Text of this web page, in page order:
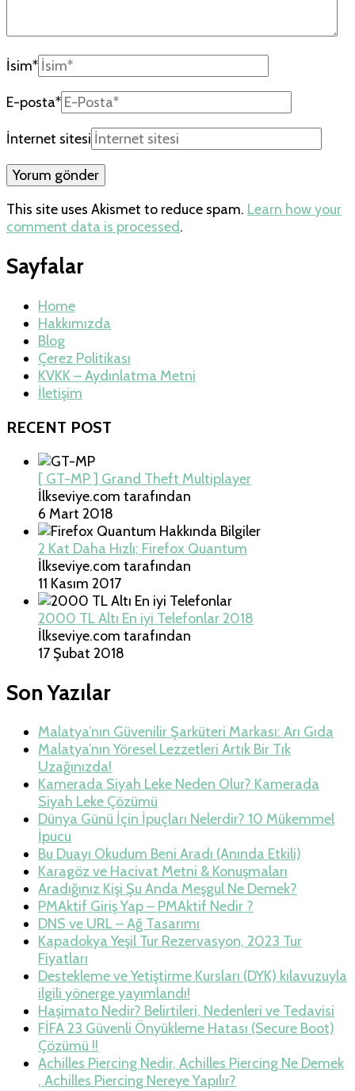
İsim*
E-posta*
İnternet sitesi
This site uses Akismet to reduce spam. Learn how your
comment data is processed.
Sayfalar
Home
Hakkımızda
Blog
Çerez Politikası
KVKK – Aydınlatma Metni
İletişim
RECENT POST
[ GT-MP ] Grand Theft Multiplayer
İlkseviye.com tarafından
6 Mart 2018
2 Kat Daha Hızlı; Firefox Quantum
İlkseviye.com tarafından
11 Kasım 2017
2000 TL Altı En iyi Telefonlar 2018
İlkseviye.com tarafından
17 Şubat 2018
Son Yazılar
Malatya’nın Güvenilir Şarküteri Markası: Arı Gıda
Malatya’nın Yöresel Lezzetleri Artık Bir Tık
Uzağınızda!
Kamerada Siyah Leke Neden Olur? Kamerada
Siyah Leke Çözümü
Dünya Günü İçin İpuçları Nelerdir? 10 Mükemmel
İpucu
Bu Duayı Okudum Beni Aradı (Anında Etkili)
Karagöz ve Hacivat Metni & Konuşmaları
Aradığınız Kişi Şu Anda Meşgul Ne Demek?
PMAktif Giriş Yap – PMAktif Nedir ?
DNS ve URL – Ağ Tasarımı
Kapadokya Yeşil Tur Rezervasyon, 2023 Tur
Fiyatları
Destekleme ve Yetiştirme Kursları (DYK) kılavuzuyla
ilgili yönerge yayımlandı!
Haşimato Nedir? Belirtileri, Nedenleri ve Tedavisi
FİFA 23 Güvenli Önyükleme Hatası (Secure Boot)
Çözümü !!
Achilles Piercing Nedir, Achilles Piercing Ne Demek
, Achilles Piercing Nereye Yapılır?